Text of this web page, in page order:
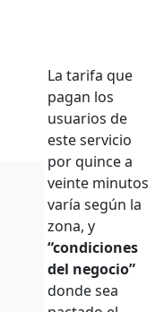
La tarifa que
pagan los
usuarios de
este servicio
por quince a
veinte minutos
varía según la
zona, y
“condiciones
del negocio”
donde sea